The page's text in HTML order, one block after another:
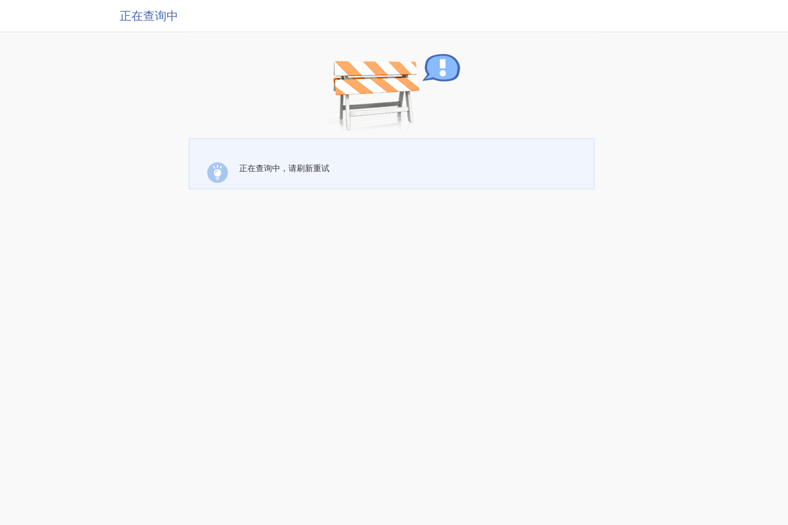
正在查询中
正在查询中，请刷新重试